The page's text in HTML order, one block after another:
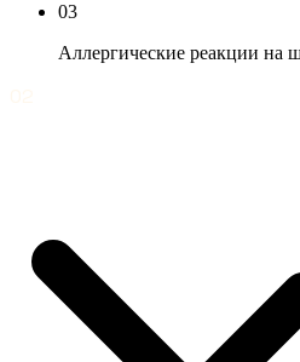
03
Аллергические реакции на